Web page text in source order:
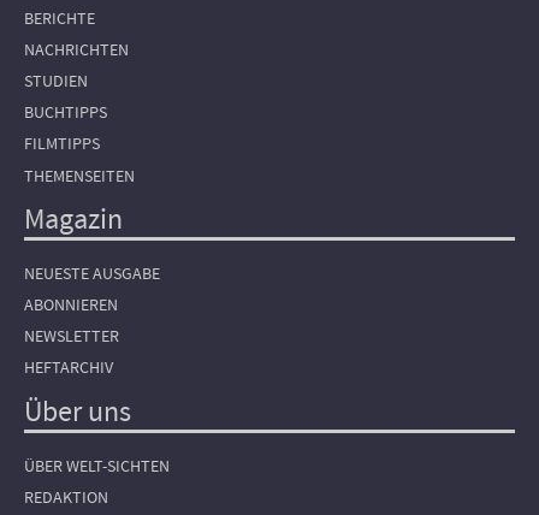
BERICHTE
NACHRICHTEN
STUDIEN
BUCHTIPPS
FILMTIPPS
THEMENSEITEN
Magazin
NEUESTE AUSGABE
ABONNIEREN
NEWSLETTER
HEFTARCHIV
Über uns
ÜBER WELT-SICHTEN
REDAKTION